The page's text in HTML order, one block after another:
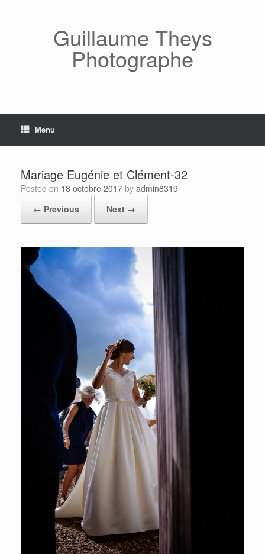
Guillaume Theys
Photographe
Menu
Mariage Eugénie et Clément-32
Posted on 18 octobre 2017 by admin8319
← Previous
Next →